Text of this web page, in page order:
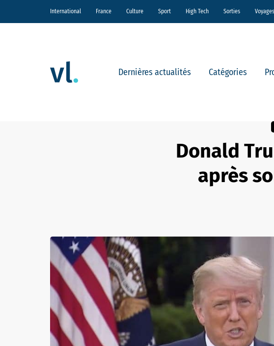
International France Culture Sport High Tech Sorties
Dernières actualités Catégories
Donald
après